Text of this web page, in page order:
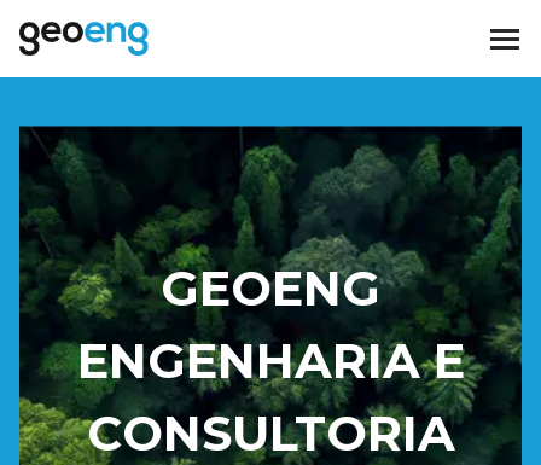
GEOENG
ENGENHARIA E
CONSULTORIA